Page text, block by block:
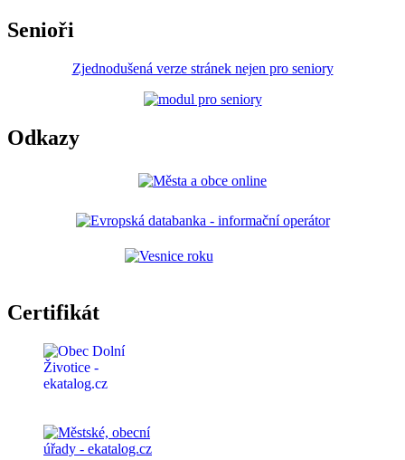
Senioři
Zjednodušená verze stránek nejen pro seniory
Odkazy
Certifikát